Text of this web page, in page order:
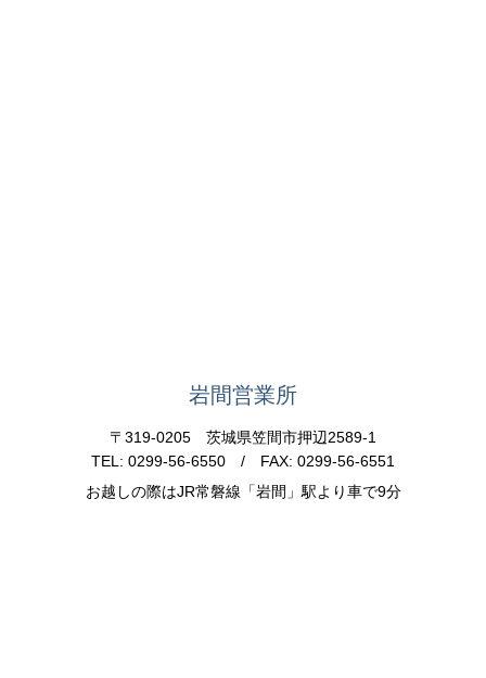
岩間営業所
〒319-0205 茨城県笠間市押辺2589-1
TEL: 0299-56-6550 / FAX: 0299-56-6551
お越しの際はJR常磐線「岩間」駅より車で9分